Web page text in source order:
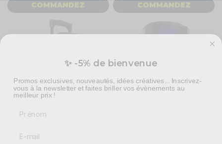
COMMANDEZ COMMANDEZ
batterie, 10" SD/USB/MP3/BT, 1
micro main UHF, effet à leds -
✨ -5% de bienvenue
Promos exclusives, nouveautés, idées créatives... Inscrivez-
vous à la newsletter et faites briller vos évènements au
meilleur prix !
Prénom